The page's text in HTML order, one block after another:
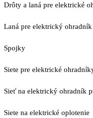
Drôty a laná pre elektrické
Laná pre elektrický ohradník
Spojky
Siete pre elektrické
Sieť na elektrický ohradník
Siete na elektrické oplotenie